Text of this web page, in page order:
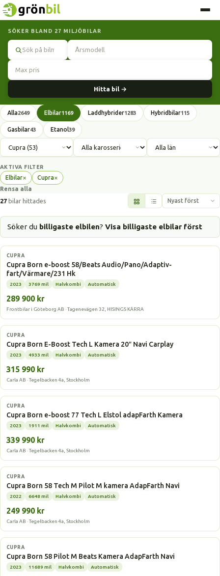
SÖKER BLAND 27 MILJÖBILAR
Hitta bil →
Alla2649 Elbilar1169 Laddhybrider1283 Hybridbilar115
Gasbilar43 Etanol39
AKTIVA FILTER
Elbilar×
Ta
bort
filter
Cupra×
Ta
filter
Rensa alla
27 bilar hittades
Söker du billigaste elbilen? Visa billigaste elbilar först
Elbil
CUPRA
Cupra Born e-boost 58/Beats Audio/Pano/Adaptiv-
fart/Värmare/231 Hk
2023 3769 mil Halvkombi Automatisk
289 900 kr
Frontbilar i Göteborg AB · Tagenevägen 32, HISINGS KÄRRA
Elbil
CUPRA
Cupra Born E-Boost Tech L Kamera 20″ Navi Carplay
2023 4933 mil Halvkombi Automatisk
315 990 kr
Carla AB · Tegelbacken 4a, Stockholm
Elbil
CUPRA
Cupra Born e-boost 77 Tech L Elstol adapFarth Kamera
2023 1911 mil Halvkombi Automatisk
339 990 kr
Carla AB · Tegelbacken 4a, Stockholm
Elbil
CUPRA
Cupra Born 58 Tech M Pilot M kamera AdapFarth Navi
2022 6648 mil Halvkombi Automatisk
249 990 kr
Carla AB · Tegelbacken 4a, Stockholm
Elbil
CUPRA
Cupra Born 58 Pilot M Beats Kamera AdapFarth Navi
2023 11689 mil Halvkombi Automatisk